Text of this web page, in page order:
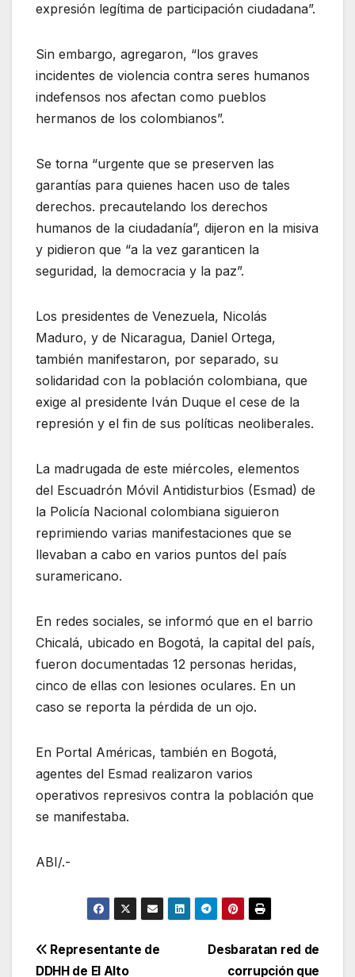
expresión legítima de participación ciudadana”.
Sin embargo, agregaron, “los graves
incidentes de violencia contra seres humanos
indefensos nos afectan como pueblos
hermanos de los colombianos”.
Se torna “urgente que se preserven las
garantías para quienes hacen uso de tales
derechos. precautelando los derechos
humanos de la ciudadanía”, dijeron en la misiva
y pidieron que “a la vez garanticen la
seguridad, la democracia y la paz”.
Los presidentes de Venezuela, Nicolás
Maduro, y de Nicaragua, Daniel Ortega,
también manifestaron, por separado, su
solidaridad con la población colombiana, que
exige al presidente Iván Duque el cese de la
represión y el fin de sus políticas neoliberales.
La madrugada de este miércoles, elementos
del Escuadrón Móvil Antidisturbios (Esmad) de
la Policía Nacional colombiana siguieron
reprimiendo varias manifestaciones que se
llevaban a cabo en varios puntos del país
suramericano.
En redes sociales, se informó que en el barrio
Chicalá, ubicado en Bogotá, la capital del país,
fueron documentadas 12 personas heridas,
cinco de ellas con lesiones oculares. En un
caso se reporta la pérdida de un ojo.
En Portal Américas, también en Bogotá,
agentes del Esmad realizaron varios
operativos represivos contra la población que
se manifestaba.
ABI/.-
Navegación
Desbaratan red de
corrupción que
Representante de
DDHH de El Alto